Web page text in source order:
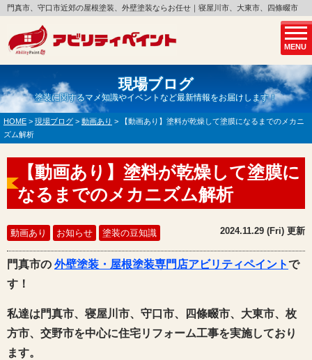
MENU
門真市、守口市近郊の屋根塗装、外壁塗装ならお任せ｜寝屋川市、大東市、四條畷市
現場ブログ
塗装に関するマメ知識やイベントなど最新情報をお届けします！
HOME > 現場ブログ > 動画あり >
【動画あり】塗料が乾燥して塗膜になるまでのメカニ
ズム解析
【動画あり】塗料が乾燥して塗膜に
なるまでのメカニズム解析
動画あり お知らせ 塗装の豆知識 2024.11.29 (Fri) 更新
門真市の 外壁塗装・屋根塗装専門店アビリティペイントで
す！
私達は門真市、寝屋川市、守口市、四條畷市、大東市、枚
方市、交野市を中心に住宅リフォーム工事を実施しており
ます。